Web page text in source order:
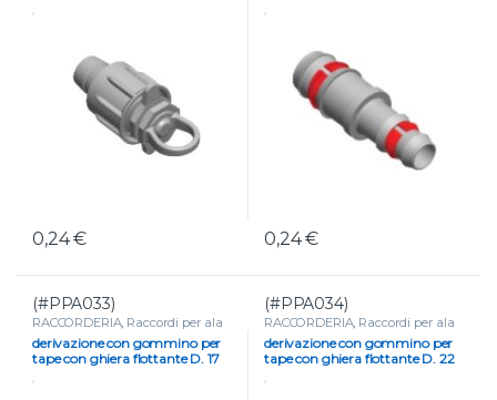
0,24€ 0,24€
(#PPA033)
RACCORDERIA, Raccordi per ala
gocciolante e tape
derivazione con gommino per
tape con ghiera flottante D. 17
(#PPA034)
RACCORDERIA, Raccordi per ala
gocciolante e tape
derivazione con gommino per
tape con ghiera flottante D. 22